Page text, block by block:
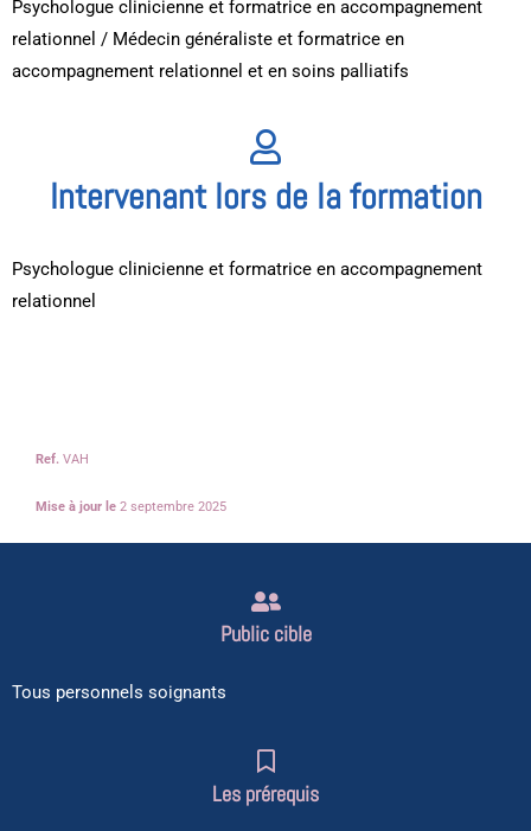
Psychologue clinicienne et formatrice en accompagnement
relationnel / Médecin généraliste et formatrice en
accompagnement relationnel et en soins palliatifs
Intervenant lors de la formation
Psychologue clinicienne et formatrice en accompagnement
relationnel
Ref. VAH
Mise à jour le 2 septembre 2025
Public cible
Tous personnels soignants
Les prérequis